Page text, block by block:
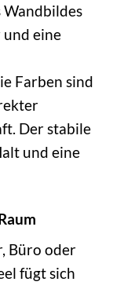
und eine
Farben sind
Der stabile
und eine
Büro oder
fügt sich